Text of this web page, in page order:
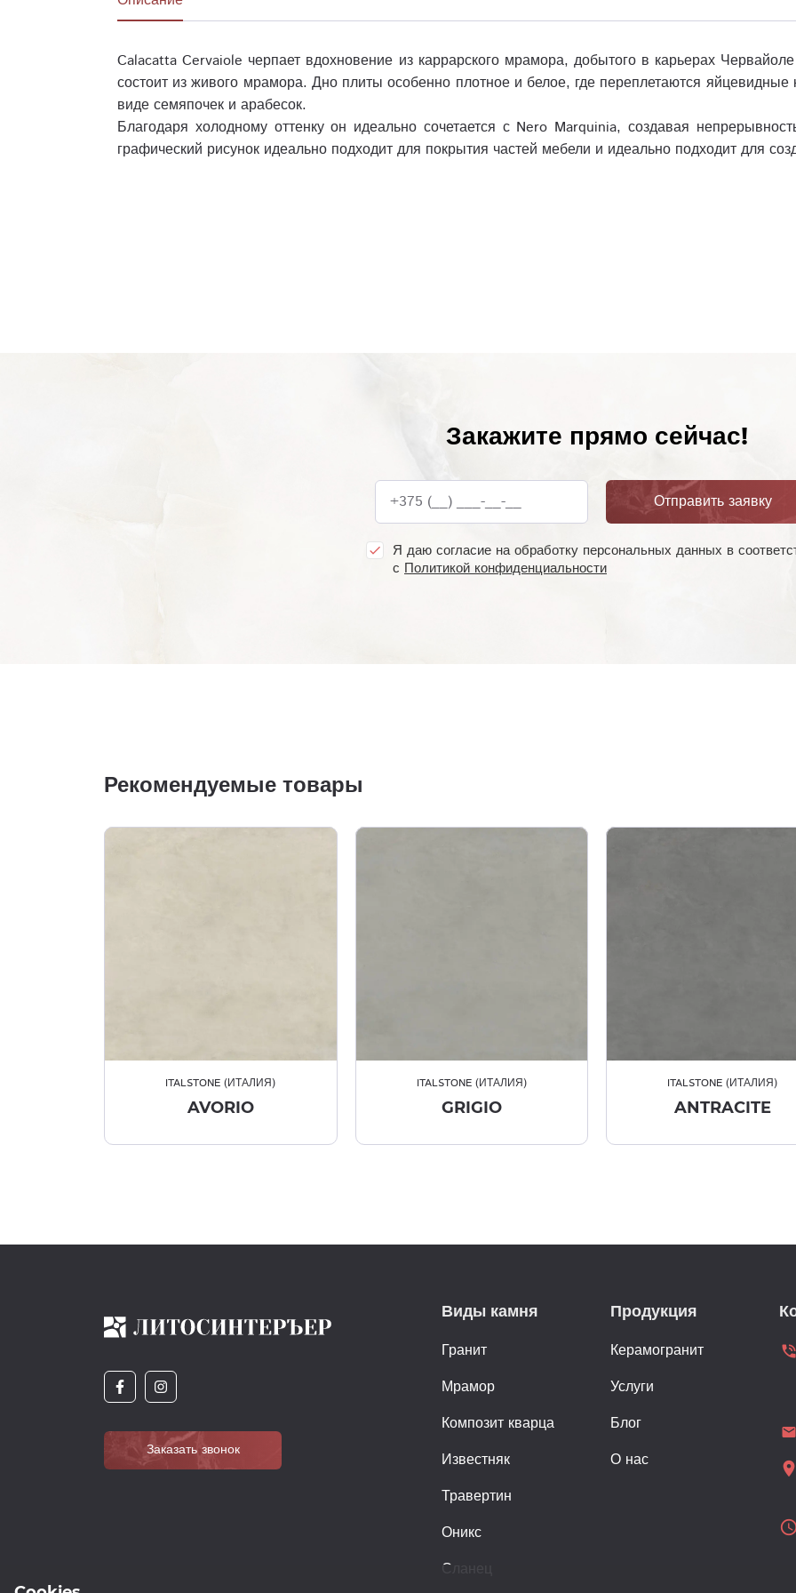
Calacatta Cervaiole черпает вдохновение из каррарского мрамора, добытого в карьерах
состоит из живого мрамора. Дно плиты особенно плотное и белое, где переплетаются
виде семяпочек и арабесок.
Благодаря холодному оттенку он идеально сочетается с Nero Marquinia, создавая
графический рисунок идеально подходит для покрытия частей мебели и идеально подходит для
Закажите прямо сейчас!
+375 (__) ___-__-__ Отправить заявку
Я даю согласие на обработку персональных данных в
с Политикой конфиденциальности
Рекомендуемые товары
ITALSTONE (ИТАЛИЯ)
AVORIO
ITALSTONE (ИТАЛИЯ)
GRIGIO
ITALSTONE (ИТАЛИЯ)
ANTRACITE
Заказать звонок
Виды камня
Гранит
Мрамор
Композит кварца
Известняк
Травертин
Оникс
Сланец
Продукция
Керамогранит
Услуги
Блог
О нас
email